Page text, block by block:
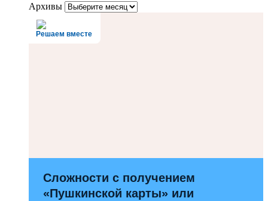
Архивы
Решаем вместе
Сложности с получением
«Пушкинской карты» или